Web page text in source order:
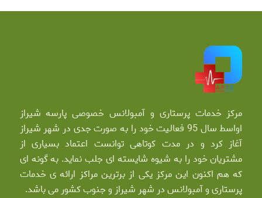
مرکز خدمات پرستاری و آمبولانس خصوصی پارسه شیراز
اواسط سال 95 فعالیت خود را به صورت جدی در شهر شیراز
آغاز کرد و در مدت کوتاهی توانست اعتماد بسیاری از
مشتریان خود را به شیوه شایسته ای جلب نماید. به گونه ای
که هم اکنون این مرکز یکی از برترین مراکز ارائه ی خدمات
پرستاری و آمبولانس در شهر شیراز و جنوب کشور می باشد.